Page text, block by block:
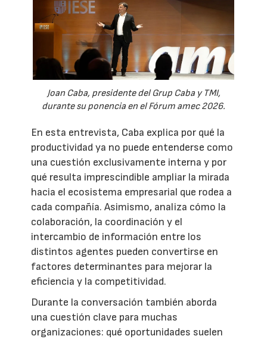
Joan Caba, presidente del Grup Caba y TMI,
durante su ponencia en el Fórum amec 2026.
En esta entrevista, Caba explica por qué la
productividad ya no puede entenderse como
una cuestión exclusivamente interna y por
qué resulta imprescindible ampliar la mirada
hacia el ecosistema empresarial que rodea a
cada compañía. Asimismo, analiza cómo la
colaboración, la coordinación y el
intercambio de información entre los
distintos agentes pueden convertirse en
factores determinantes para mejorar la
eficiencia y la competitividad.
Durante la conversación también aborda
una cuestión clave para muchas
organizaciones: qué oportunidades suelen